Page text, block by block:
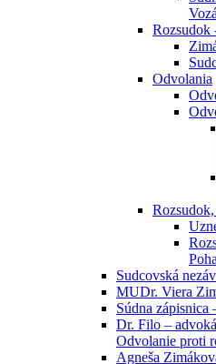
Rozsudok
Odvolania
Sudcovská
MUDr. Viera
Súdna
Dr. Filo –
Odvolanie proti
Agneša